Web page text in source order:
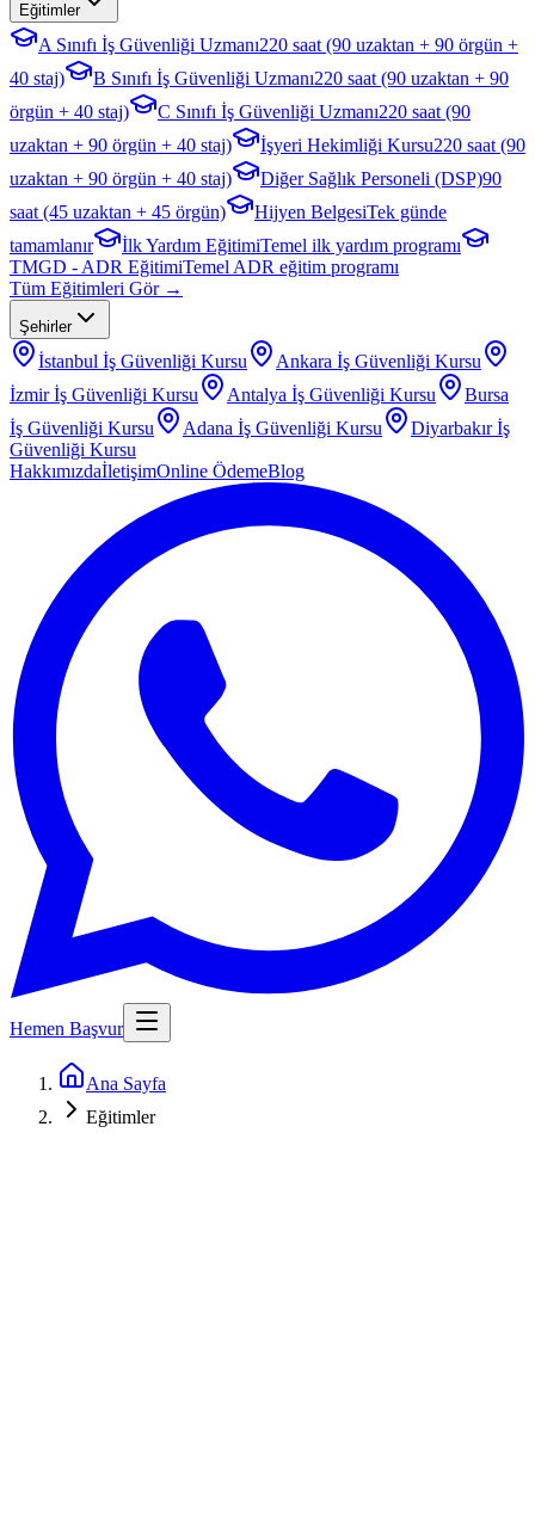
Eğitimler
A Sınıfı İş Güvenliği Uzmanı220 saat (90 uzaktan + 90 örgün +
40 staj)
B Sınıfı İş Güvenliği Uzmanı220 saat (90 uzaktan + 90
örgün + 40 staj)
C Sınıfı İş Güvenliği Uzmanı220 saat (90
uzaktan + 90 örgün + 40 staj)
İşyeri Hekimliği Kursu220 saat (90
uzaktan + 90 örgün + 40 staj)
Diğer Sağlık Personeli (DSP)90
saat (45 uzaktan + 45 örgün)
Hijyen BelgesiTek günde
tamamlanır
İlk Yardım EğitimiTemel ilk yardım programı
TMGD - ADR EğitimiTemel ADR eğitim programı
Tüm Eğitimleri Gör →
Şehirler
İstanbul İş Güvenliği Kursu Ankara İş Güvenliği Kursu
İzmirİş Güvenliği Kursu Antalya İş Güvenliği Kursu
Bursa
İş Güvenliği Kursu
Adana İş Güvenliği Kursu Diyarbakırİş
Güvenliği Kursu
HakkımızdaİletişimOnline ÖdemeBlog
Hemen Başvur
Ana Sayfa
Eğitimler